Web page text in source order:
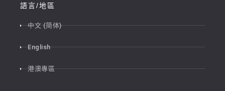
語言/地區
中文 (简体)
English
港澳專區